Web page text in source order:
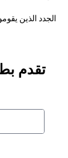
الجدد الذين
تقدم